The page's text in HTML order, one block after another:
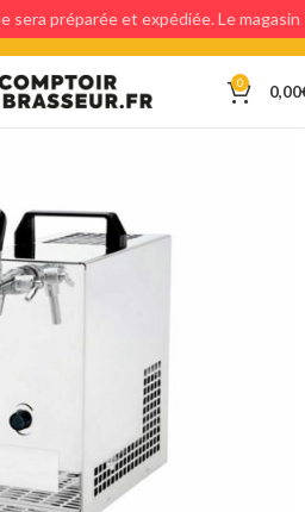
0 0,00
sera préparée et expédiée. Le magasin
en magasin ne sera possible.